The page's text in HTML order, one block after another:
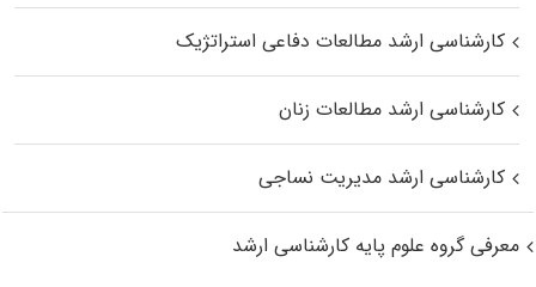
کارشناسی ارشد مطالعات دفاعی استراتژیک
کارشناسی ارشد مطالعات زنان
کارشناسی ارشد مدیریت نساجی
معرفی گروه علوم پایه کارشناسی ارشد